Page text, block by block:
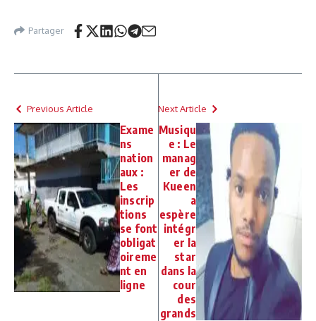
Partager
Previous Article
Exame
ns
nation
aux :
Les
inscrip
tions
se font
obligat
oireme
nt en
ligne
Next Article
Musiqu
e : Le
manag
er de
Kueen
a
espère
intégr
er la
star
dans la
cour
des
grands